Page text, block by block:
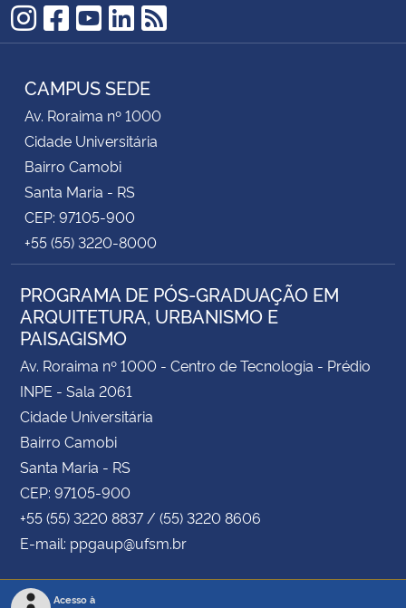
Instagram
Facebook
YouTube
LinkedIn
RSS
CAMPUS SEDE
Av. Roraima nº 1000
Cidade Universitária
Bairro Camobi
Santa Maria - RS
CEP: 97105-900
+55 (55) 3220-8000
PROGRAMA DE PÓS-GRADUAÇÃO EM
ARQUITETURA, URBANISMO E
PAISAGISMO
Av. Roraima nº 1000 - Centro de Tecnologia - Prédio
INPE - Sala 2061
Cidade Universitária
Bairro Camobi
Santa Maria - RS
CEP: 97105-900
+55 (55) 3220 8837 / (55) 3220 8606
E-mail: ppgaup@ufsm.br
Acesso à